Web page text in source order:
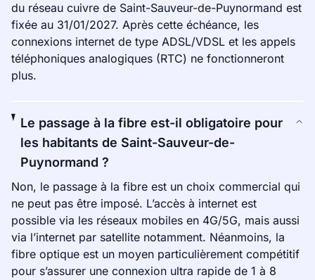
du réseau cuivre de Saint-Sauveur-de-Puynormand est
fixée au 31/01/2027. Après cette échéance, les
connexions internet de type ADSL/VDSL et les appels
téléphoniques analogiques (RTC) ne fonctionneront
plus.
Le passage à la fibre est-il obligatoire pour
les habitants de Saint-Sauveur-de-
Puynormand ?
Non, le passage à la fibre est un choix commercial qui
ne peut pas être imposé. L’accès à internet est
possible via les réseaux mobiles en 4G/5G, mais aussi
via l’internet par satellite notamment. Néanmoins, la
fibre optique est un moyen particulièrement compétitif
pour s’assurer une connexion ultra rapide de 1 à 8